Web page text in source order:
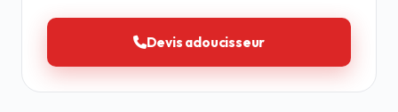
Devis adoucisseur